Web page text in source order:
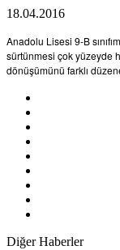
18.04.2016
Anadolu Lisesi 9-B
sürtünmesi çok yüzeyde
dönüşümünü farklı
Diğer Haberler